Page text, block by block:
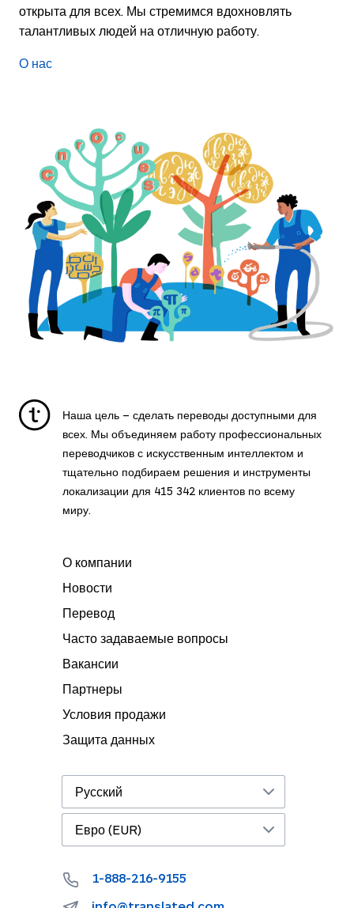
открыта для всех. Мы стремимся вдохновлять
талантливых людей на отличную работу.
О нас
Наша цель – сделать переводы доступными для
всех. Мы объединяем работу профессиональных
переводчиков с искусственным интеллектом и
тщательно подбираем решения и инструменты
локализации для 415 342 клиентов по всему
миру.
О компании
Новости
Перевод
Часто задаваемые вопросы
Вакансии
Партнеры
Условия продажи
Защита данных
1-888-216-9155